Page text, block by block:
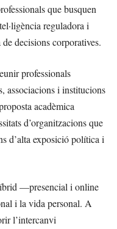
que busquen
reguladora i
decisions corporatives.
professionals
associacions i institucions
acadèmica
d’organitzacions que
d’alta exposició política i
—presencial i online
i la vida personal. A
l’intercanvi